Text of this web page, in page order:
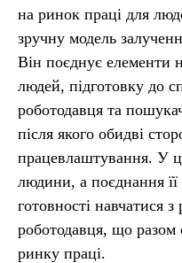
на ринок праці для
зручну модель
Він поєднує елементи
людей, підготовку до
роботодавця та
після якого обидві
працевлаштування. У
людини, а поєднання її
готовності навчатися
роботодавця, що разом
ринку праці.